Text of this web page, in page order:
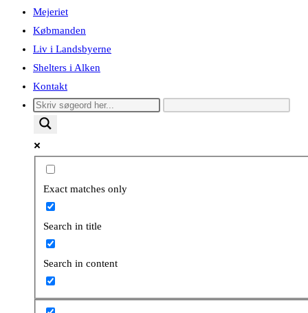
Mejeriet
Købmanden
Liv i Landsbyerne
Shelters i Alken
Kontakt
Exact matches only
Search in title
Search in content